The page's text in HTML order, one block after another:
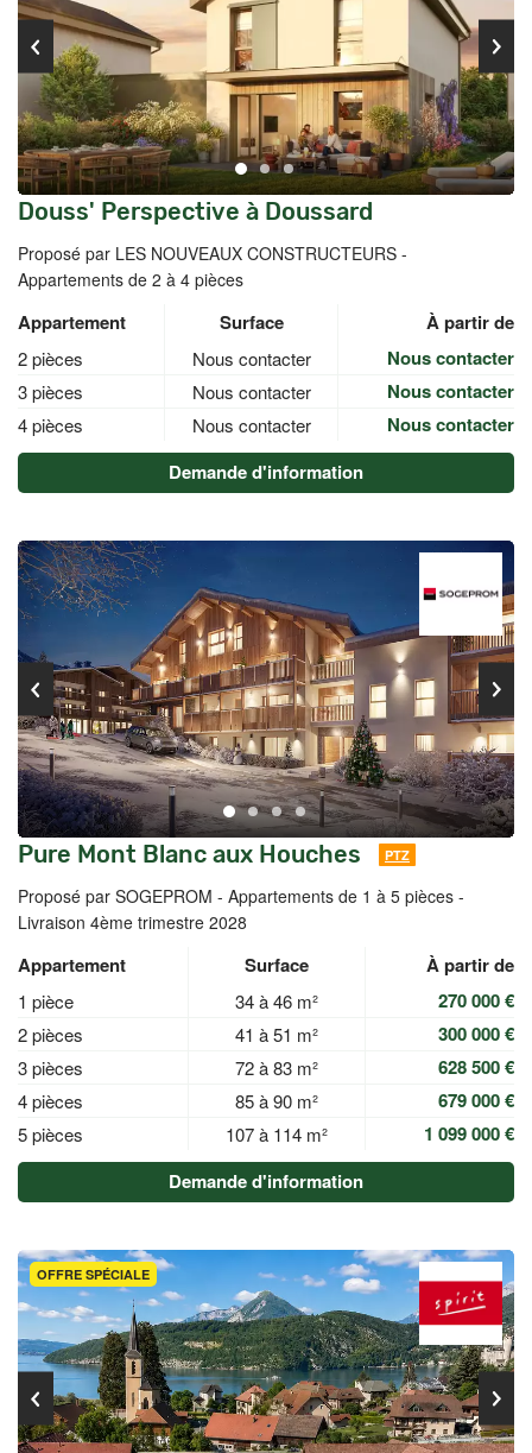
Douss' Perspective à Doussard
Proposé par LES NOUVEAUX CONSTRUCTEURS -
Appartements de 2 à 4 pièces
Appartement Surface À partir de
2 pièces Nous contacter Nous contacter
3 pièces Nous contacter Nous contacter
4 pièces Nous contacter
Nous contacter
Demande d'information
Pure Mont Blanc aux Houches PTZ
Proposé par SOGEPROM - Appartements de 1 à 5 pièces -
Livraison 4ème trimestre 2028
Appartement Surface À partir de
1 pièce 34 à 46 m² 270 000 €
2 pièces 41 à 51 m² 300 000 €
3 pièces 72 à 83 m² 628 500 €
4 pièces 85 à 90 m² 679 000 €
5 pièces 107 à 114 m²
1 099 000 €
Demande d'information
OFFRE SPÉCIALE